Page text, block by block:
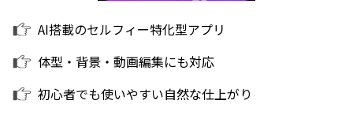
AI搭載のセルフィー特化型アプリ
体型・背景・動画編集にも対応
初心者でも使いやすい自然な仕上がり